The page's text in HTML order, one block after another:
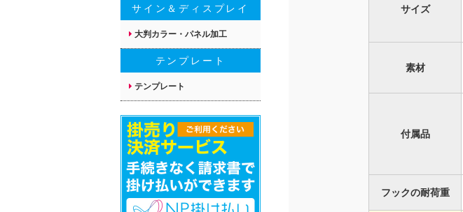
サイン＆ディスプレイ
大判カラー・パネル加工
テンプレート
テンプレート
400枚
440枚
450枚
サイズ
素材
付属品
フックの耐荷重